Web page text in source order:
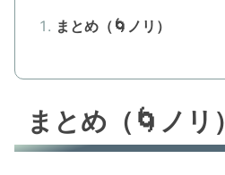
まとめ（🌀ノリ）
まとめ（🌀ノリ）